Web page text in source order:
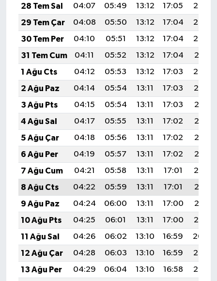
28 Tem Sal
04:07 05:49 13:12 17:05
20:24
29 Tem Çar
04:08 05:50 13:12 17:04
20:23
30 Tem Per
04:10 05:51 13:12 17:04
20:22
31 Tem Cum
04:11 05:52 13:12 17:04
20:21
1 Ağu Cts
04:12 05:53 13:12 17:03
20:20
2 Ağu Paz
04:14 05:54 13:11 17:03
20:19
3 Ağu Pts
04:15 05:54 13:11 17:03
20:18
4 Ağu Sal
04:17 05:55 13:11 17:02
20:17
5 Ağu Çar
04:18 05:56 13:11 17:02
20:16
6 Ağu Per
04:19 05:57 13:11 17:02
20:15
7 Ağu Cum
04:21 05:58 13:11 17:01
20:14
8 Ağu Cts
04:22 05:59 13:11 17:01
20:13
9 Ağu Paz
04:24 06:00 13:11 17:00
20:12
10 Ağu Pts
04:25 06:01 13:11 17:00
20:10
11 Ağu Sal
04:26 06:02 13:10 16:59
20:09
12 Ağu Çar
04:28 06:03 13:10 16:59
20:08
13 Ağu Per
04:29 06:04 13:10 16:58
20:07